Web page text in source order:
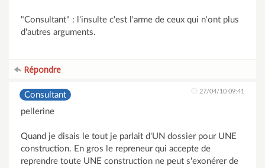
"Consultant" : l'insulte c'est l'arme de ceux qui n'ont plus
d'autres arguments.
Répondre
Consultant 27/04/10 09:41
pellerine
Quand je disais le tout je parlait d'UN dossier pour UNE
construction. En gros le repreneur qui accepte de
reprendre toute UNE construction ne peut s'exonérer de